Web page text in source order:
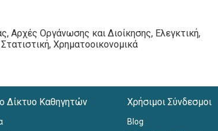
Αρχές Οργάνωσης και Διοίκησης, Ελεγκτική,
Χρηματοοικονομικά
Δίκτυο Καθηγητών Χρήσιμοι Σύνδεσμοι
Blog